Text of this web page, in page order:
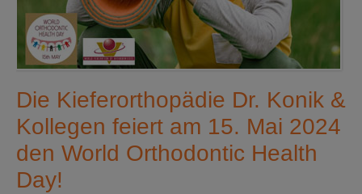
Die Kieferorthopädie Dr. Konik &
Kollegen feiert am 15. Mai 2024
den World Orthodontic Health
Day!